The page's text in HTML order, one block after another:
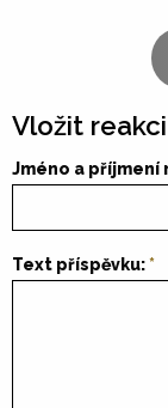
Vložit reakci
Jméno a příjmení
Text příspěvku: